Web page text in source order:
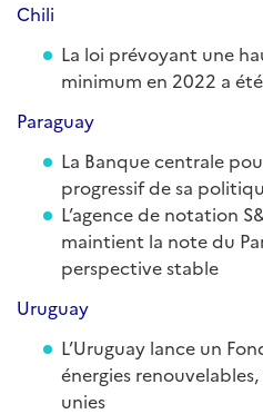
Chili
La loi prévoyant une
minimum en 2022 a
Paraguay
La Banque centrale
progressif de sa
L’agence de notation
maintient la note du
perspective stable
Uruguay
L’Uruguay lance un
énergies
unies